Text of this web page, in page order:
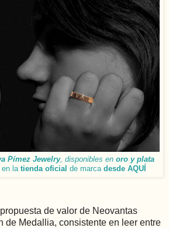
Pímez Jewelry, disponibles en oro y plata
en la tienda oficial de marca desde AQUÍ
de valor de Neovantas
de Medallia, consistente en leer entre